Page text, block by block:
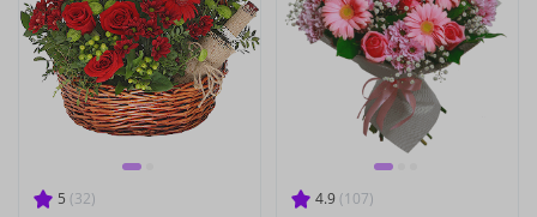
5 (32) 4.9 (107)